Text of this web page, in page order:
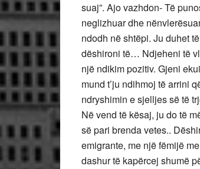
suaj”. Ajo vazhdon- Të
neglizhuar dhe
ndodh në shtëpi. Ju duhet
dëshironi të… Ndjeheni të
një ndikim pozitiv. Gjeni
mund t’ju ndihmoj të arrini
ndryshimin e sjelljes së të
Në vend të kësaj, ju do të
së pari brenda vetes..
emigrante, me një fëmijë
dashur të kapërcej shumë